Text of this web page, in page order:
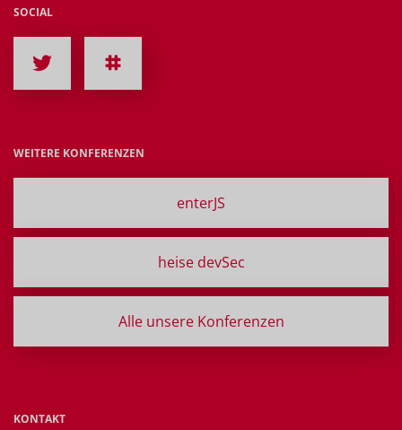
SOCIAL
WEITERE KONFERENZEN
enterJS
heise devSec
Alle unsere Konferenzen
KONTAKT